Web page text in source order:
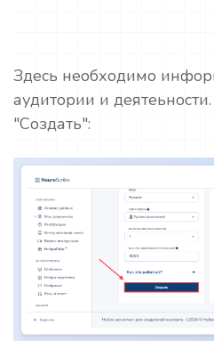
Здесь необходимо
аудитории и
"Создать":